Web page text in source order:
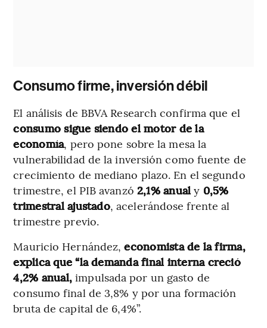
Consumo firme, inversión débil
El análisis de BBVA Research confirma que el
consumo sigue siendo el motor de la
economía, pero pone sobre la mesa la
vulnerabilidad de la inversión como fuente de
crecimiento de mediano plazo. En el segundo
trimestre, el PIB avanzó 2,1% anualy 0,5%
trimestral ajustado, acelerándose frente al
trimestre previo.
Mauricio Hernández,economista de la firma,
explica que “la demanda final interna creció
4,2% anual,impulsada por un gasto de
consumo final de 3,8% y por una formación
bruta de capital de 6,4%”.